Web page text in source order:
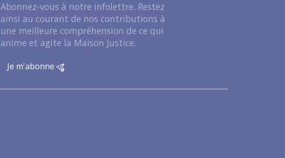
Abonnez-vous à notre infolettre. Restez
ainsi au courant de nos contributions à
une meilleure compréhension de ce qui
anime et agite la Maison Justice.
Je m'abonne